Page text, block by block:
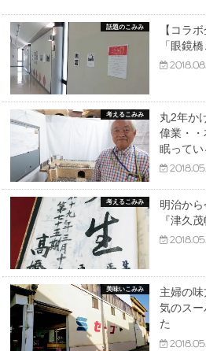
話題のこみみ
【コラ
「眼鏡
考えるこみみ
丸2年か
偉業・
眠ってい
考えるこみみ
明治か
『津久
美味いこみみ
主婦の
気のスー
た